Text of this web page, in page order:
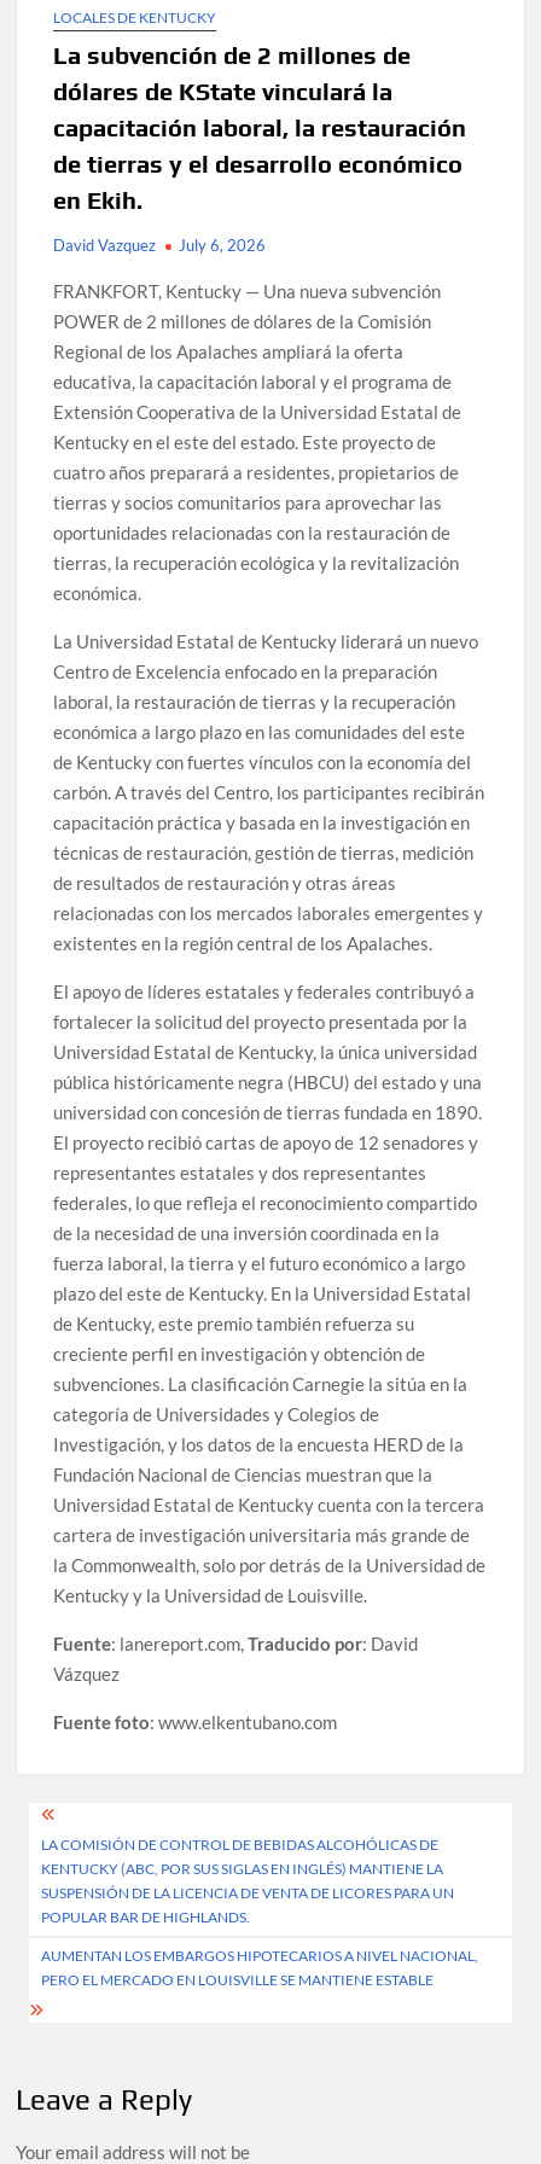
LOCALES DE KENTUCKY
La subvención de 2 millones de
dólares de KState vinculará la
capacitación laboral, la restauración
de tierras y el desarrollo económico
en Ekih.
David Vazquez July 6, 2026
FRANKFORT, Kentucky — Una nueva subvención
POWER de 2 millones de dólares de la Comisión
Regional de los Apalaches ampliará la oferta
educativa, la capacitación laboral y el programa de
Extensión Cooperativa de la Universidad Estatal de
Kentucky en el este del estado. Este proyecto de
cuatro años preparará a residentes, propietarios de
tierras y socios comunitarios para aprovechar las
oportunidades relacionadas con la restauración de
tierras, la recuperación ecológica y la revitalización
económica.
La Universidad Estatal de Kentucky liderará un nuevo
Centro de Excelencia enfocado en la preparación
laboral, la restauración de tierras y la recuperación
económica a largo plazo en las comunidades del este
de Kentucky con fuertes vínculos con la economía del
carbón. A través del Centro, los participantes recibirán
capacitación práctica y basada en la investigación en
técnicas de restauración, gestión de tierras, medición
de resultados de restauración y otras áreas
relacionadas con los mercados laborales emergentes y
existentes en la región central de los Apalaches.
El apoyo de líderes estatales y federales contribuyó a
fortalecer la solicitud del proyecto presentada por la
Universidad Estatal de Kentucky, la única universidad
pública históricamente negra (HBCU) del estado y una
universidad con concesión de tierras fundada en 1890.
El proyecto recibió cartas de apoyo de 12 senadores y
representantes estatales y dos representantes
federales, lo que refleja el reconocimiento compartido
de la necesidad de una inversión coordinada en la
fuerza laboral, la tierra y el futuro económico a largo
plazo del este de Kentucky. En la Universidad Estatal
de Kentucky, este premio también refuerza su
creciente perfil en investigación y obtención de
subvenciones. La clasificación Carnegie la sitúa en la
categoría de Universidades y Colegios de
Investigación, y los datos de la encuesta HERD de la
Fundación Nacional de Ciencias muestran que la
Universidad Estatal de Kentucky cuenta con la tercera
cartera de investigación universitaria más grande de
la Commonwealth, solo por detrás de la Universidad de
Kentucky y la Universidad de Louisville.
Fuente: lanereport.com,Traducido por: David
Vázquez
Fuente foto: www.elkentubano.com
Post
navigation
LA COMISIÓN DE CONTROL DE BEBIDAS ALCOHÓLICAS DE
KENTUCKY (ABC, POR SUS SIGLAS EN INGLÉS) MANTIENE LA
SUSPENSIÓN DE LA LICENCIA DE VENTA DE LICORES PARA UN
POPULAR BAR DE HIGHLANDS.
AUMENTAN LOS EMBARGOS HIPOTECARIOS A NIVEL NACIONAL,
PERO EL MERCADO EN LOUISVILLE SE MANTIENE ESTABLE
Leave a Reply
Your email address will not be